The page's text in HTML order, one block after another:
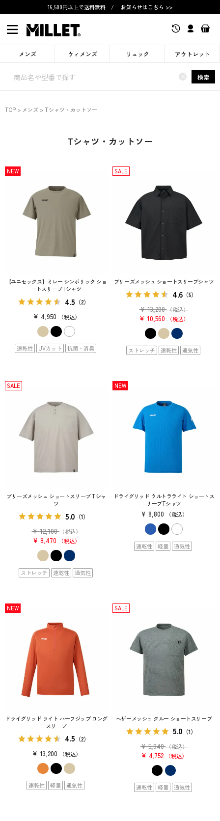
16,500円以上で送料無料 / お知らせはこちら >>
メンズ ウィメンズ リュック アウトレット
× 検索
TOP メンズ Tシャツ・カットソー
Tシャツ・カットソー
【ユニセックス】ミレー シンボリック ショ
ートスリーブTシャツ
4.5 （2）
¥ 4,950 税込
NEW
速乾性 UVカット 抗菌・消臭
ブリーズメッシュ ショートスリーブシャツ
4.6 （5）
¥ 13,200 （税込）
¥ 10,560 税込
SALE
ストレッチ 速乾性 通気性
ブリーズメッシュ ショートスリーブ Tシャ
ツ
5.0 （1）
¥ 12,100 （税込）
¥ 8,470 税込
SALE
ストレッチ 速乾性 通気性
ドライグリッド ウルトラライト ショートス
リーブTシャツ
¥ 8,800 税込
NEW
速乾性 軽量 通気性
ドライグリッド ライト ハーフジップ ロング
スリーブ
4.5 （2）
¥ 13,200 税込
NEW
速乾性 軽量 通気性
ヘザーメッシュ クルー ショートスリーブ
5.0 （1）
¥ 5,940 （税込）
¥ 4,752 税込
SALE
速乾性 軽量 通気性